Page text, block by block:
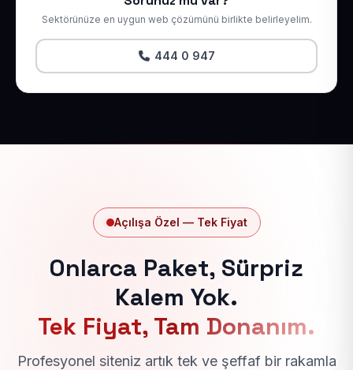
Sektörünüze en uygun web çözümünü birlikte belirleyelim.
444 0 947
Açılışa Özel — Tek Fiyat
Onlarca Paket, Sürpriz
Kalem Yok.
Tek Fiyat, Tam Donanım.
Profesyonel siteniz artık tek ve şeffaf bir rakamla